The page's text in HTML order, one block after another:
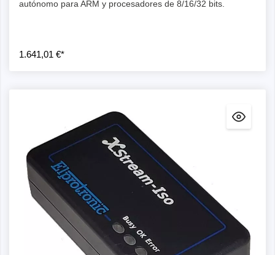
autónomo para ARM y procesadores de 8/16/32 bits.
1.641,01 €*